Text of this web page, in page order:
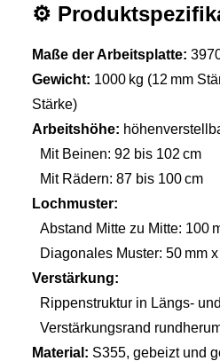
⚙️
Maße der Arbeitsplatte:
Gewicht: 1000 kg (12 mm
Stärke)
Arbeitshöhe:
Mit Beinen: 92 bis 102 cm
Mit Rädern: 87 bis 100 cm
Lochmuster:
Abstand Mitte zu Mitte: 100
Diagonales Muster: 50 mm
Verstärkung:
Rippenstruktur in Längs-
Verstärkungsrand
Material: S355, gebeizt und